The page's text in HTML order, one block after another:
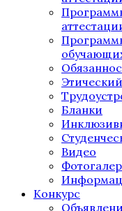
Бланки
Видео
Конкурс